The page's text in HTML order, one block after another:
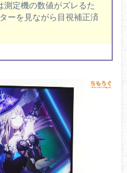
測定機の数値がズレるた
ーを見ながら目視補正済